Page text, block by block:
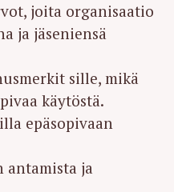
joita organisaatio
ja jäseniensä
sille, mikä
käytöstä.
epäsopivaan
antamista ja